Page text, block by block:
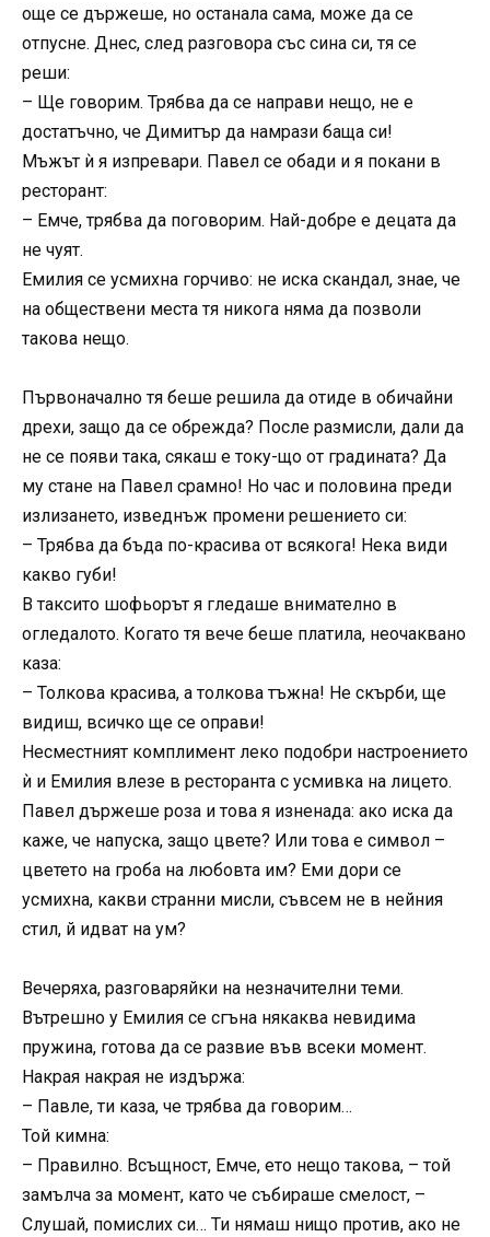
още се държеше, но останала сама, може да се
отпусне. Днес, след разговора със сина си, тя се
реши:
– Ще говорим. Трябва да се направи нещо, не е
достатъчно, че Димитър да намрази баща си!
Мъжът ѝ я изпревари. Павел се обади и я покани в
ресторант:
– Емче, трябва да поговорим. Най-добре е децата да
не чуят.
Емилия се усмихна горчиво: не иска скандал, знае, че
на обществени места тя никога няма да позволи
такова нещо.
Първоначално тя беше решила да отиде в обичайни
дрехи, защо да се обрежда? После размисли, дали да
не се появи така, сякаш е току-що от градината? Да
му стане на Павел срамно! Но час и половина преди
излизането, изведнъж промени решението си:
– Трябва да бъда по-красива от всякога! Нека види
какво губи!
В таксито шофьорът я гледаше внимателно в
огледалото. Когато тя вече беше платила, неочаквано
каза:
– Толкова красива, а толкова тъжна! Не скърби, ще
видиш, всичко ще се оправи!
Несместният комплимент леко подобри настроението
ѝ и Емилия влезе в ресторанта с усмивка на лицето.
Павел държеше роза и това я изненада: ако иска да
каже, че напуска, защо цвете? Или това е символ –
цветето на гроба на любовта им? Еми дори се
усмихна, какви странни мисли, съвсем не в нейния
стил, й идват на ум?
Вечеряха, разговаряйки на незначителни теми.
Вътрешно у Емилия се сгъна някаква невидима
пружина, готова да се развие във всеки момент.
Накрая накрая не издържа:
– Павле, ти каза, че трябва да говорим…
Той кимна:
– Правилно. Всъщност, Емче, ето нещо такова, – той
замълча за момент, като че събираше смелост, –
Слушай, помислих си… Ти нямаш нищо против, ако не